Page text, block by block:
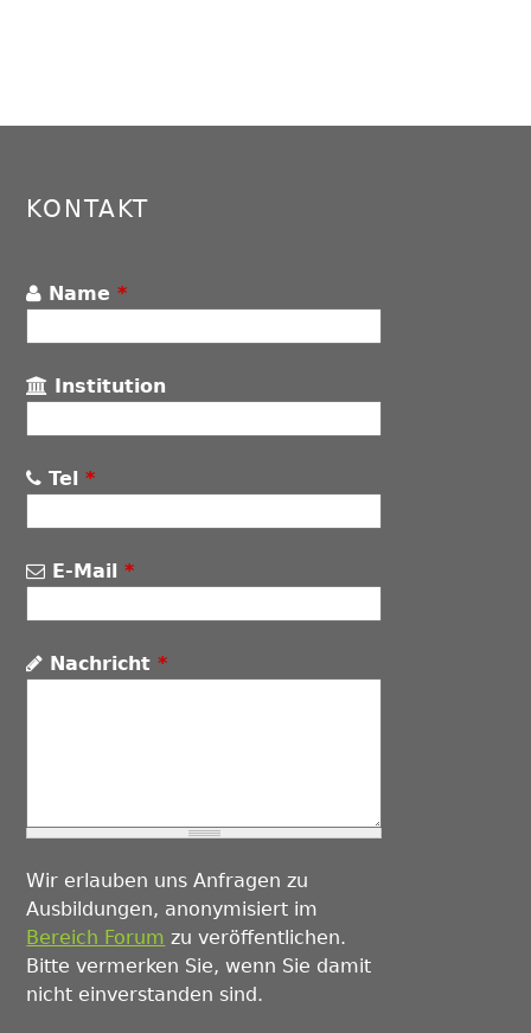
KONTAKT
Name*
Institution
Tel*
E-Mail*
Nachricht*
Wir erlauben uns Anfragen zu
Ausbildungen, anonymisiert im
Bereich Forum zu veröffentlichen.
Bitte vermerken Sie, wenn Sie damit
nicht einverstanden sind.